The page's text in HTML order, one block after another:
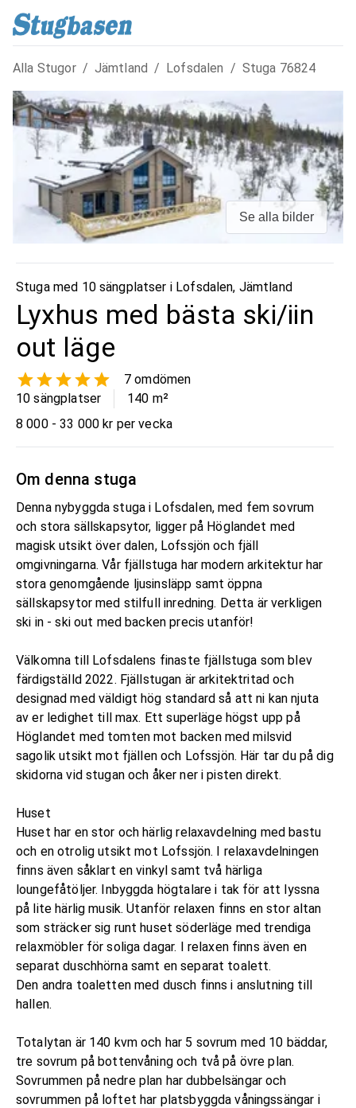
Alla Stugor / Jämtland / Lofsdalen / Stuga 76824
Se alla bilder
Stuga med 10 sängplatser i Lofsdalen, Jämtland
Lyxhus med bästa ski/iin
out läge
7 omdömen
10 sängplatser
140 m²
8 000 - 33 000 kr per vecka
Om denna stuga
Denna nybyggda stuga i Lofsdalen, med fem sovrum
och stora sällskapsytor, ligger på Höglandet med
magisk utsikt över dalen, Lofssjön och fjäll
omgivningarna. Vår fjällstuga har modern arkitektur har
stora genomgående ljusinsläpp samt öppna
sällskapsytor med stilfull inredning. Detta är verkligen
ski in - ski out med backen precis utanför!
Välkomna till Lofsdalens finaste fjällstuga som blev
färdigställd 2022. Fjällstugan är arkitektritad och
designad med väldigt hög standard så att ni kan njuta
av er ledighet till max. Ett superläge högst upp på
Höglandet med tomten mot backen med milsvid
sagolik utsikt mot fjällen och Lofssjön. Här tar du på dig
skidorna vid stugan och åker ner i pisten direkt.
Huset
Huset har en stor och härlig relaxavdelning med bastu
och en otrolig utsikt mot Lofssjön. I relaxavdelningen
finns även såklart en vinkyl samt två härliga
loungefåtöljer. Inbyggda högtalare i tak för att lyssna
på lite härlig musik. Utanför relaxen finns en stor altan
som sträcker sig runt huset söderläge med trendiga
relaxmöbler för soliga dagar. I relaxen finns även en
separat duschhörna samt en separat toalett.
Den andra toaletten med dusch finns i anslutning till
hallen.
Totalytan är 140 kvm och har 5 sovrum med 10 bäddar,
tre sovrum på bottenvåning och två på övre plan.
Sovrummen på nedre plan har dubbelsängar och
sovrummen på loftet har platsbyggda våningssängar i